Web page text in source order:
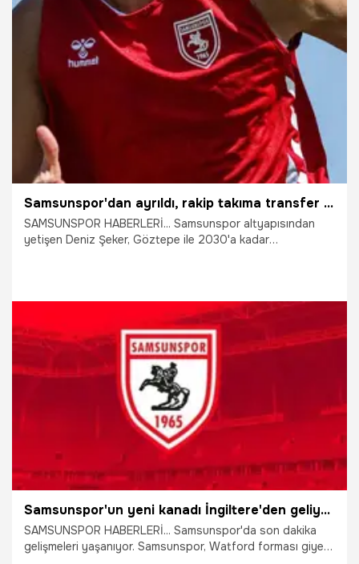
6.08.2026 Samsun
Samsunspor'dan ayrıldı, rakip takıma transfer oldu!
SAMSUNSPOR HABERLERİ... Samsunspor altyapısından
yetişen Deniz Şeker, Göztepe ile 2030'a kadar
6.08.2026 Samsun
Samsunspor'un yeni kanadı İngiltere'den geliyor! Kwadwo Baah bombası patladı
SAMSUNSPOR HABERLERİ... Samsunspor'da son dakika
gelişmeleri yaşanıyor. Samsunspor, Watford forması giyen